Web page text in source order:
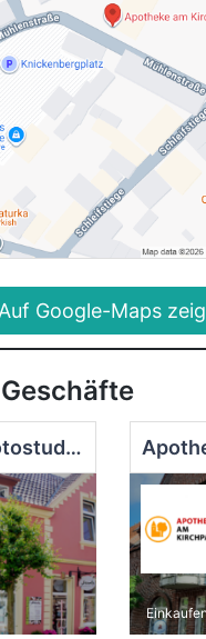
Auf Google-Maps
Akzente Fotostudio - Galerie - Präsente
Einkaufen